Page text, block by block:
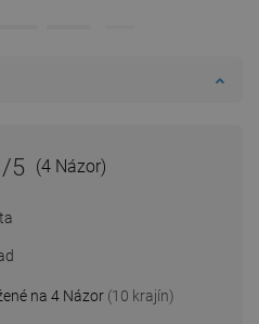
/5 (4 Názor)
na 4 Názor (10 krajín)